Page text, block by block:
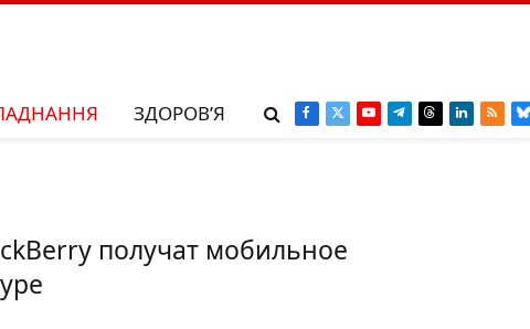
ЗДОРОВ’Я Facebook
X
YouTubeTelegram
ThreadsLinkedIn
RSS
получат мобильное